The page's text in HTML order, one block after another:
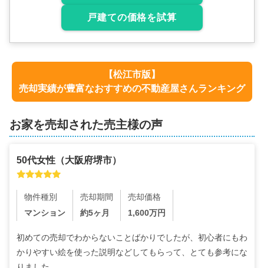
戸建ての価格を試算
【松江市版】
売却実績が豊富なおすすめの不動産屋さんランキング
お家を売却された売主様の声
50代女性 （大阪府堺市）
物件種別
マンション
売却期間
約5ヶ月
売却価格
1,600万円
初めての売却でわからないことばかりでしたが、初心者にもわ
かりやすい絵を使った説明などしてもらって、とても参考にな